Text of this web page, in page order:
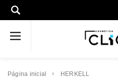
Página inicial HERKELL